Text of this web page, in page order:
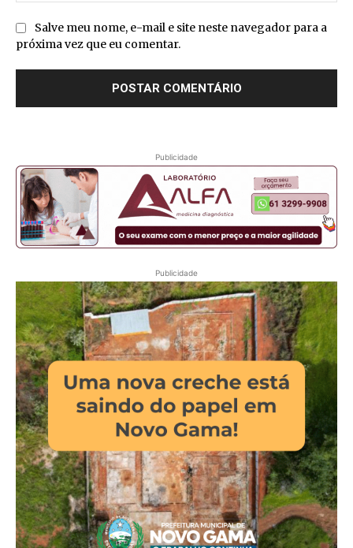
Salve meu nome, e-mail e site neste navegador para a
próxima vez que eu comentar.
Publicidade
Publicidade